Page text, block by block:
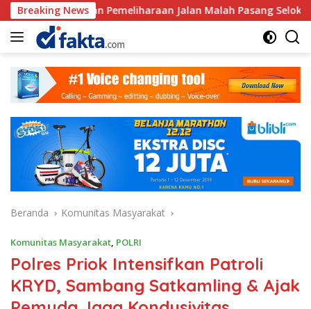
Langsung
ke
konten
Breaking News
Pemeliharaan Jalan Malah Pasang Selokan,
Beranda Komunitas Masyarakat
Komunitas Masyarakat, POLRI
Polres Priok Intensifkan Patroli
KRYD, Sambang Satkamling & Ajak